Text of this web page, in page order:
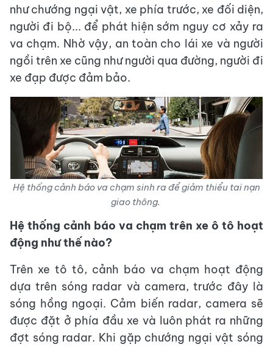
như chướng ngại vật, xe phía trước, xe đối diện,
người đi bộ... để phát hiện sớm nguy cơ xảy ra
va chạm. Nhờ vậy, an toàn cho lái xe và người
ngồi trên xe cũng như người qua đường, người đi
xe đạp được đảm bảo.
Hệ thống cảnh báo va chạm sinh ra để giảm thiểu tai nạn
giao thông.
Hệ thống cảnh báo va chạm trên xe ô tô hoạt
động như thế nào?
Trên xe tô tô, cảnh báo va chạm hoạt động
dựa trên sóng radar và camera, trước đây là
sóng hồng ngoại. Cảm biến radar, camera sẽ
được đặt ở phía đầu xe và luôn phát ra những
đợt sóng radar. Khi gặp chướng ngại vật sóng